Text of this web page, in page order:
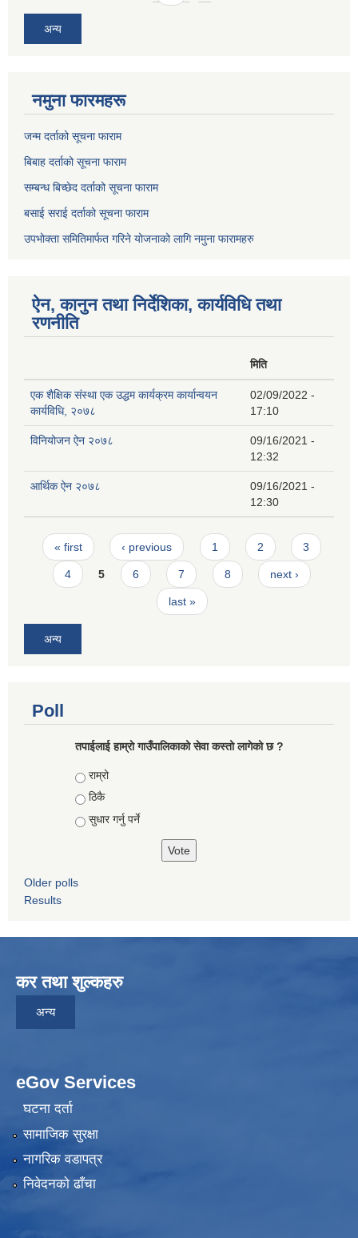
अन्य
नमुना फारमहरू
जन्म दर्ताको सूचना फाराम
बिबाह दर्ताको सूचना फाराम
सम्बन्ध बिच्छेद दर्ताको सूचना फाराम
बसाई सराई दर्ताको सूचना फाराम
उपभोक्ता समितिमार्फत गरिने योजनाको लागि नमुना फारामहरु
ऐन, कानुन तथा निर्देशिका, कार्यविधि तथा
रणनीति
मिति
एक शैक्षिक संस्था एक उद्धम कार्यक्रम कार्यान्वयन
कार्यविधि, २०७८
02/09/2022 -
17:10
विनियोजन ऐन २०७८
09/16/2021 -
12:32
आर्थिक ऐन २०७८
09/16/2021 -
12:30
Pages
« first ‹ previous 1 2 3
4 5 6 7 8 next ›
last »
अन्य
Poll
तपाईलाई हाम्राे गाउँपालिकाको सेवा कस्तो लागेको छ ?
Choices
राम्रो
ठिकै
सुधार गर्नु पर्ने
Older polls
Results
कर तथा शुल्कहरु
अन्य
eGov Services
घटना दर्ता
सामाजिक सुरक्षा
नागरिक वडापत्र
निवेदनकाे ढाँचा